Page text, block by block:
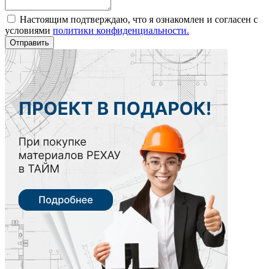
Настоящим подтверждаю, что я ознакомлен и согласен с
условиями политики конфиденциальности.
Отправить